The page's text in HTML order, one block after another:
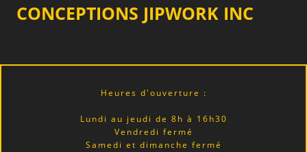
CONCEPTIONS JIPWORK INC
Heures d'ouverture :
Lundi au jeudi de 8h à 16h30
Vendredi fermé
Samedi et dimanche fermé